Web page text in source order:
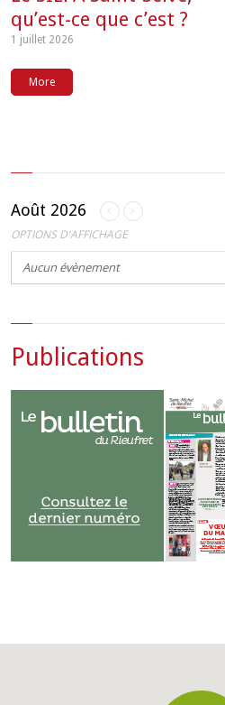
qu’est-ce que c’est ?
1 juillet 2026
More
Août 2026
OPTIONS D'AFFICHAGE
Aucun évènement
Publications